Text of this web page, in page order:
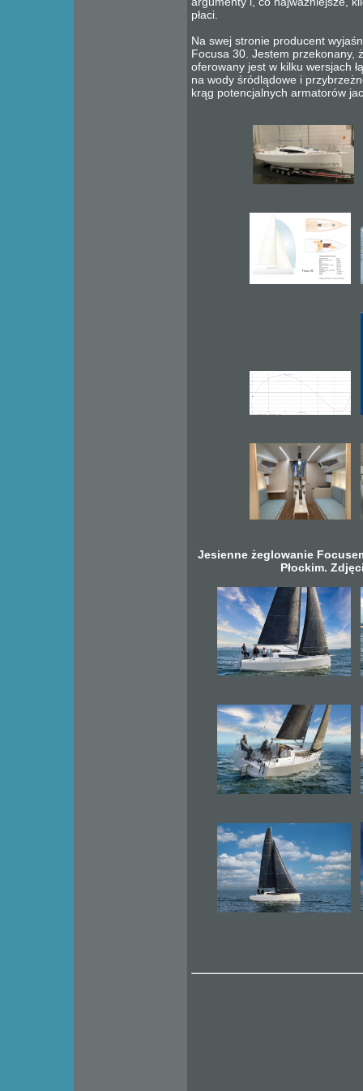
płaci.
Na swej stronie producent
Focusa 30. Jestem przekonany,
oferowany jest w kilku wersjach
na wody śródlądowe i
krąg potencjalnych armatorów
Jesienne żeglowanie
Płockim.